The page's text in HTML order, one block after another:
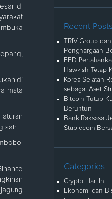
di
di
mata
sah.
Recent Posts
TRIV Group
Penghargaan
FED
Hawkish Tetap
Korea Selatan
sebagai Aset
Bitcoin Tutup
Beruntun
Bank Raksasa
Stablecoin
Categories
Crypto Hari Ini
Ekonomi dan